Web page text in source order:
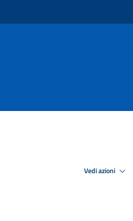
Vedi azioni